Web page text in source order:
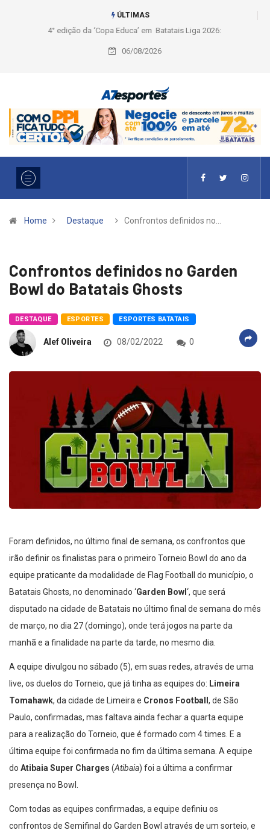
ÚLTIMAS
Liga 2026: Equipes rompem com a LABE na Série Ouro e entidade define
a 2° fase, times e formato
06/08/2026
Home Destaque Confrontos definidos no…
Confrontos definidos no Garden
Bowl do Batatais Ghosts
DESTAQUE ESPORTES ESPORTES BATATAIS
Alef Oliveira 08/02/2022 0
Foram definidos, no último final de semana, os confrontos que
irão definir os finalistas para o primeiro Torneio Bowl do ano da
equipe praticante da modalidade de Flag Football do município, o
Batatais Ghosts, no denominado ‘ Garden Bowl ‘, que será
disputado na cidade de Batatais no último final de semana do mês
de março, no dia 27 (domingo), onde terá jogos na parte da
manhã e a finalidade na parte da tarde, no mesmo dia.
A equipe divulgou no sábado (5), em suas redes, através de uma
live, os duelos do Torneio, que já tinha as equipes do: Limeira
Tomahawk, da cidade de Limeira e Cronos Football, de São
Paulo, confirmadas, mas faltava ainda fechar a quarta equipe
para a realização do Torneio, que é formado com 4 times. E a
última equipe foi confirmada no fim da última semana. A equipe
do Atibaia Super Charges (Atibaia) foi a última a confirmar
presença no Bowl.
Com todas as equipes confirmadas, a equipe definiu os
confrontos de Semifinal do Garden Bowl através de um sorteio, e